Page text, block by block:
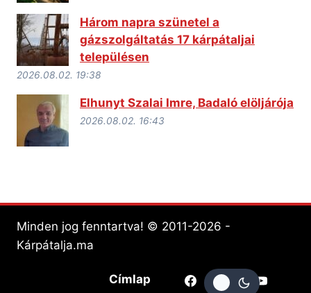
Három napra szünetel a
gázszolgáltatás 17 kárpátaljai
településen
2026.08.02. 19:38
Elhunyt Szalai Imre, Badaló elöljárója
2026.08.02. 16:43
Minden jog fenntartva! © 2011-2026 -
Kárpátalja.ma
Címlap